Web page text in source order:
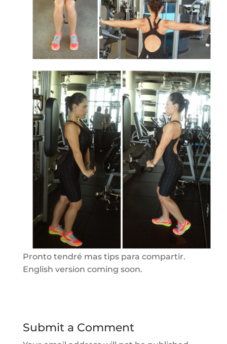
Pronto tendré mas tips para compartir.
English version coming soon.
Submit a Comment